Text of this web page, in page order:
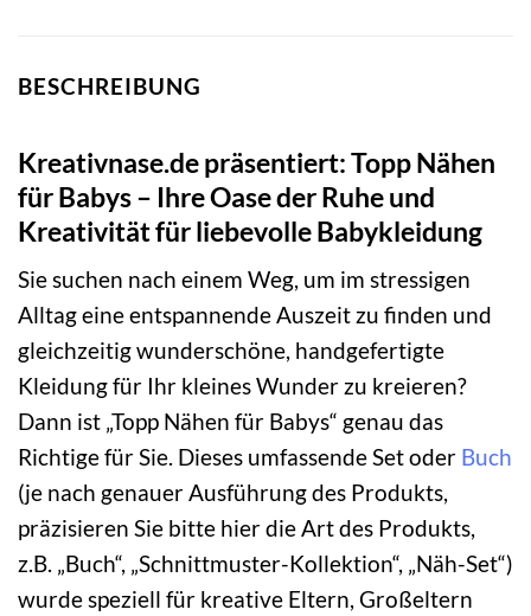
BESCHREIBUNG
Kreativnase.de präsentiert: Topp Nähen
für Babys – Ihre Oase der Ruhe und
Kreativität für liebevolle Babykleidung
Sie suchen nach einem Weg, um im stressigen
Alltag eine entspannende Auszeit zu finden und
gleichzeitig wunderschöne, handgefertigte
Kleidung für Ihr kleines Wunder zu kreieren?
Dann ist „Topp Nähen für Babys“ genau das
Richtige für Sie. Dieses umfassende Set oder Buch
(je nach genauer Ausführung des Produkts,
präzisieren Sie bitte hier die Art des Produkts,
z.B. „Buch“, „Schnittmuster-Kollektion“, „Näh-Set“)
wurde speziell für kreative Eltern, Großeltern